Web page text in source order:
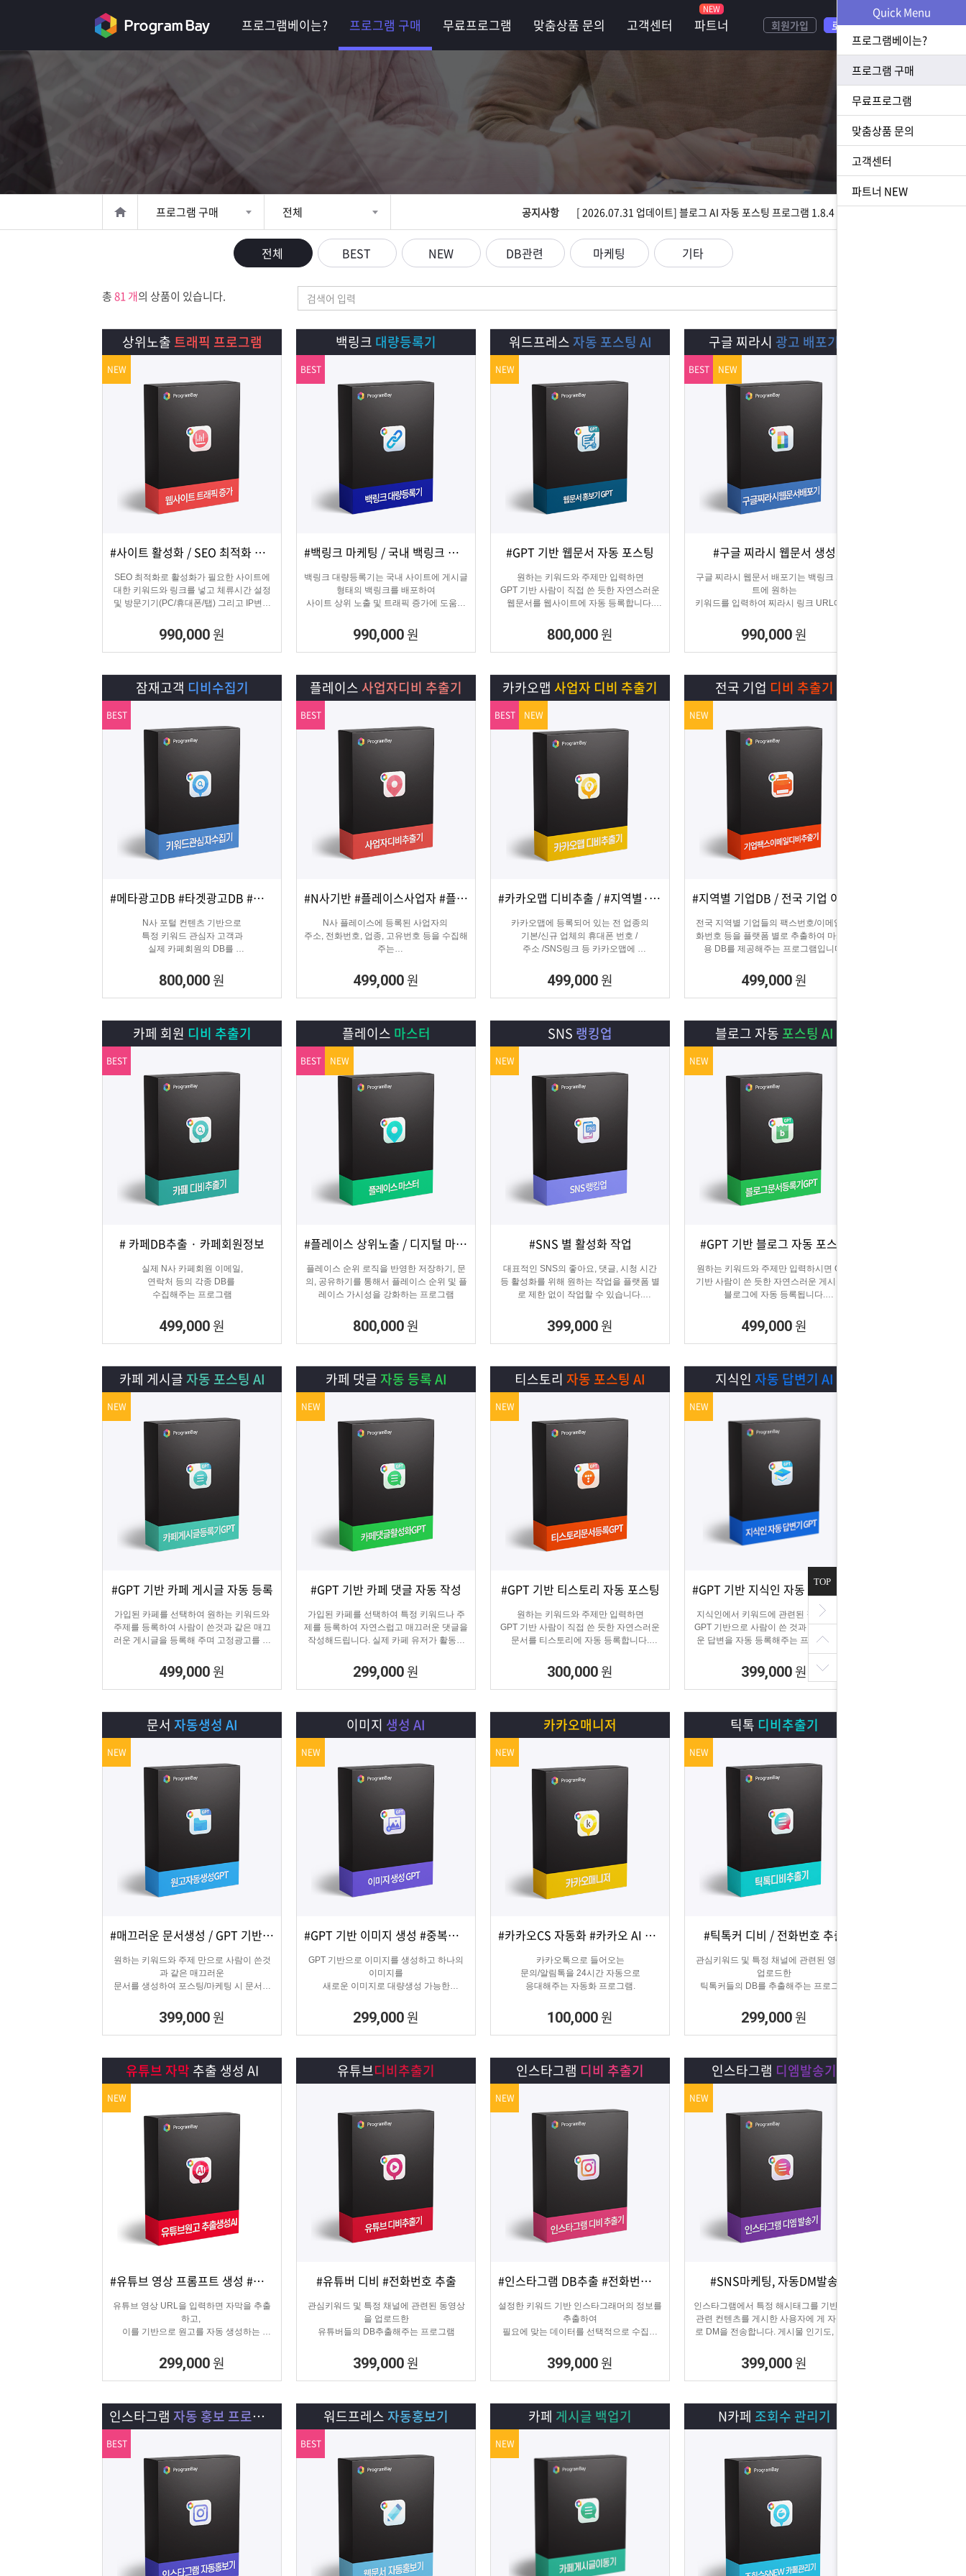
프로그램베이는? 프로그램 구매 무료프로그램 맞춤상품 문의 고객센터 파트너 회원가입 로그인
기획·제작·마케팅까지
최고의 비즈니스 파트너
그
합
프로그램 구매 전체 공지사항
[ 2026.07.23 업데이트] 황금 키워드 수집 추출 프로그램 1.1.8 업데이트
[ 2026.08.05 업데이트] 스토어 사업자 디비 추출 프로그램 1.5.9 업데이트
[ 2026.07.23 업데이트] N사 쪽지 자동 발송 프로그램 1.3.0 업데이트
전체 BEST NEW DB관련 마케팅 기타
총81 개의 상품이 있습니다.
상위노출 트래픽 프로그램
상세보기 담기 #사이트 활성화 / SEO 최적화 마케팅
SEO 최적화로 활성화가 필요한 사이트에
대한 키워드와 링크를 넣고 체류시간 설정
및 방문기기(PC/휴대폰/탭) 그리고 IP변경
방문 유입을 일으키는 효과로 사이트를 활
성화하는 프로그램
990,000 원
NEW
백링크 대량등록기
상세보기 담기 #백링크 마케팅 / 국내 백링크 사이트 생성
백링크 대량등록기는 국내 사이트에 게시글
형태의 백링크를 배포하여
사이트 상위 노출 및 트래픽 증가에 도움을
990,000 원
BEST
워드프레스 자동 포스팅 AI
상세보기 담기
#GPT 기반 웹문서 자동 포스팅
원하는 키워드와 주제만 입력하면
GPT 기반 사람이 직접 쓴 듯한 자연스러운
웹문서를 웹사이트에 자동 등록합니다.
적합한 마케팅 프로그램 입니다.
800,000 원
NEW
구글 찌라시 광고 배포기
상세보기 담기
#구글 찌라시 웹문서 생성
구글 찌라시 웹문서 배포기는 백링크 사이
트에 원하는
키워드를 입력하여 찌라시 링크 URL에 고
키워드를 등록해주는 프로그램입니다.
텔레그램 등 아이디 입력으로 문의건수를
늘릴 수 있습니다.
990,000 원
BEST NEW
잠재고객 디비수집기
상세보기 담기 #메타광고DB #타겟광고DB #맞춤DB
N사 포털 컨텐츠 기반으로
특정 키워드 관심자 고객과
실제 카페회원의 DB를
800,000 원
BEST
플레이스사업자디비 추출기
상세보기 담기 #N사기반 #플레이스사업자 #플레이스신규사업자
N사 플레이스에 등록된 사업자의
주소, 전화번호, 업종, 고유번호 등을 수집해
주는
집 프로그램
499,000 원
BEST
카카오맵 사업자 디비 추출기
상세보기 담기 #카카오맵 디비추출 / #지역별·키워드별 DB 추출
카카오맵에 등록되어 있는 전 업종의
기본/신규 업체의 휴대폰 번호 /
주소 /SNS링크 등 카카오맵에
수집하는 DB추출 프로그램
499,000 원
BEST NEW
전국 기업 디비 추출기
상세보기 담기
전국 지역별 기업들의 팩스번호/이메일/전
화번호 등을 플랫폼 별로 추출하여 마케팅
용 DB를 제공해주는 프로그램입니다.
499,000 원
NEW
카페 회원 디비 추출기
상세보기 담기
# 카페DB추출 · 카페회원정보
실제 N사 카페회원 이메일,
연락처 등의 각종 DB를
수집해주는 프로그램
499,000 원
BEST
플레이스 마스터
상세보기 담기 #플레이스 상위노출 / 디지털 마케팅
플레이스 순위 로직을 반영한 저장하기, 문
의, 공유하기를 통해서 플레이스 순위 및 플
레이스 가시성을 강화하는 프로그램
800,000 원
BEST NEW
SNS 랭킹업
상세보기 담기
#SNS 별 활성화 작업
대표적인 SNS의 좋아요, 댓글, 시청 시간
등 활성화를 위해 원하는 작업을 플랫폼 별
로 제한 없이 작업할 수 있습니다.
정 활성화하기에 적합한 프로그램입니다.
399,000 원
NEW
블로그 자동 포스팅 AI
상세보기 담기
#GPT 기반 블로그 자동 포스팅
원하는 키워드와 주제만 입력하시면 GPT
기반 사람이 쓴 듯한 자연스러운 게시글을
블로그에 자동 등록됩니다.
그에 홍보하기 적합한
마케팅 프로그램입니다.
499,000 원
NEW
카페 게시글 자동 포스팅 AI
상세보기 담기
#GPT 기반 카페 게시글 자동 등록
가입된 카페를 선택하여 원하는 키워드와
주제를 등록하여 사람이 쓴것과 같은 매끄
러운 게시글을 등록해 주며 고정광고를 통
업로드 할 수 있습니다.
499,000 원
NEW
카페 댓글 자동 등록 AI
상세보기 담기
#GPT 기반 카페 댓글 자동 작성
가입된 카페를 선택하여 특정 키워드나 주
제를 등록하여 자연스럽고 매끄러운 댓글을
작성해드립니다. 실제 카페 유저가 활동하
활성화 효과를 보실 수 있습니다.
299,000 원
NEW
티스토리 자동 포스팅 AI
상세보기 담기
#GPT 기반 티스토리 자동 포스팅
원하는 키워드와 주제만 입력하면
GPT 기반 사람이 직접 쓴 듯한 자연스러운
문서를 티스토리에 자동 등록합니다.
에 적합한 마케팅 프로그램 입니다.
300,000 원
NEW
지식인 자동 답변기 AI
상세보기 담기
지식인에서 키워드에 관련된 질문을 찾아
GPT 기반으로 사람이 쓴 것과 같은 매끄러
운 답변을 자동 등록해주는 프로그램입니
399,000 원
NEW
문서 자동생성 AI
상세보기 담기 #매끄러운 문서생성 / GPT 기반 문서
원하는 키워드와 주제 만으로 사람이 쓴것
과 같은 매끄러운
문서를 생성하여 포스팅/마케팅 시 문서생
소모되는 시간을 없애주는 고퀄리티 문서생
성 프로그램입니다.
399,000 원
NEW
이미지 생성 AI
상세보기 담기 #GPT 기반 이미지 생성 #중복이미지 #유사이미지
GPT 기반으로 이미지를 생성하고 하나의
이미지를
새로운 이미지로 대량생성 가능한
299,000 원
NEW
카카오매니저
상세보기 담기 #카카오CS 자동화 #카카오 AI 답변 #카카오자동발송
카카오톡으로 들어오는
문의/알림톡을 24시간 자동으로
응대해주는 자동화 프로그램.
100,000 원
NEW
틱톡 디비추출기
상세보기 담기
#틱톡커 디비 / 전화번호 추출
관심키워드 및 특정 채널에 관련된 영상을
업로드한
틱톡커들의 DB를 추출해주는 프로그램
299,000 원
NEW
유튜브 자막 추출 생성 AI
상세보기 담기 #유튜브 영상 프롬프트 생성 #유튜브 영상제작
유튜브 영상 URL을 입력하면 자막을 추출
하고,
이를 기반으로 원고를 자동 생성하는
램입니다.
299,000 원
NEW
유튜브디비추출기
상세보기 담기
#유튜버 디비 #전화번호 추출
관심키워드 및 특정 채널에 관련된 동영상
을 업로드한
유튜버들의 DB추출해주는 프로그램
399,000 원
인스타그램 디비 추출기
상세보기 담기#인스타그램 DB추출 #전화번호, 이메일 추출
설정한 키워드 기반 인스타그래머의 정보를
추출하여
필요에 맞는 데이터를 선택적으로 수집할
399,000 원
NEW
인스타그램 디엠발송기
상세보기 담기
#SNS마케팅, 자동DM발송
인스타그램에서 특정 해시태그를 기반으로
관련 컨텐츠를 게시한 사용자에 게 자동으
로 DM을 전송합니다. 게시물 인기도, 최신
래머에게 DM을 발송하여 관심을 끌 수 있
습니다.
399,000 원
NEW
인스타그램 자동 홍보 프로그램
BEST
워드프레스 자동홍보기
BEST
카페 게시글 백업기
NEW
N카페 조회수 관리기
Quick Menu
프로그램베이는?
프로그램 구매
무료프로그램
맞춤상품 문의
고객센터
파트너 NEW
TOP